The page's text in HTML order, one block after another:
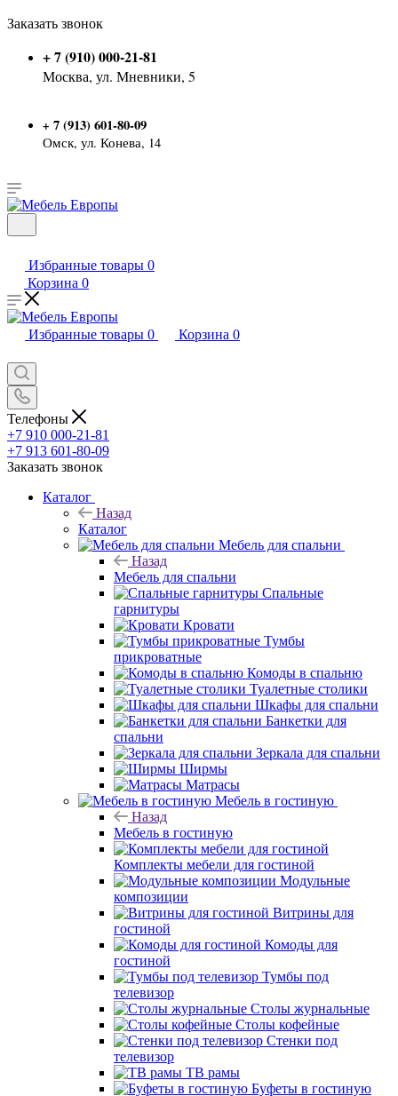
Заказать звонок
+ 7 (910) 000-21-81
Москва, ул. Мневники, 5
+ 7 (913) 601-80-09
Омск, ул. Конева, 14
Избранные товары 0
Корзина 0
Избранные товары 0 Корзина 0
Телефоны
+7 910 000-21-81
+7 913 601-80-09
Заказать звонок
Каталог
Назад
Каталог
Мебель для спальни
Назад
Мебель для спальни
Спальные
гарнитуры
Кровати
Тумбы
прикроватные
Комоды в спальню
Туалетные столики
Шкафы для спальни
Банкетки для
спальни
Зеркала для спальни
Ширмы
Матрасы
Мебель в гостиную
Назад
Мебель в гостиную
Комплекты мебели для гостиной
Модульные
композиции
Витрины для
гостиной
Комоды для
гостиной
Тумбы под
телевизор
Столы журнальные
Столы кофейные
Стенки под
телевизор
ТВ рамы
Буфеты в гостиную